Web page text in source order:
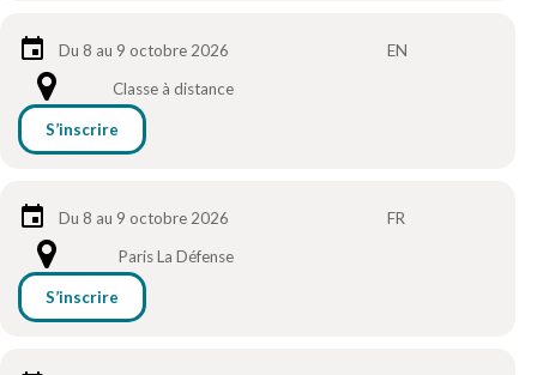
Du 8 au 9 octobre 2026
EN
Classe à distance
S’inscrire
Du 8 au 9 octobre 2026
FR
Paris La Défense
S’inscrire